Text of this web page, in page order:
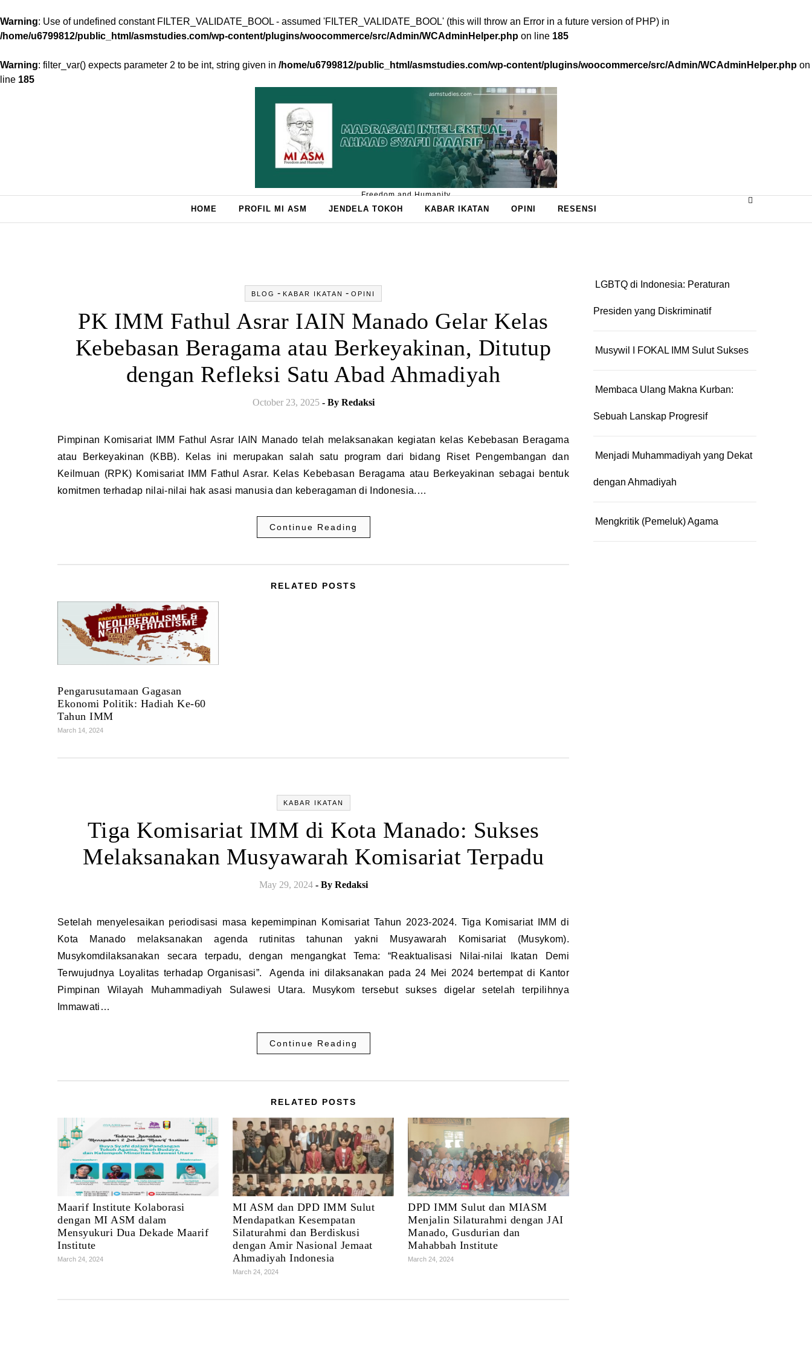
Warning: Use of undefined constant FILTER_VALIDATE_BOOL - assumed 'FILTER_VALIDATE_BOOL' (this will throw an Error in a future version of PHP) in
/home/u6799812/public_html/asmstudies.com/wp-content/plugins/woocommerce/src/Admin/WCAdminHelper.php on line 185
Warning: filter_var() expects parameter 2 to be int, string given in /home/u6799812/public_html/asmstudies.com/wp-content/plugins/woocommerce/src/Admin/WCAdminHelper.php on
line 185
Freedom and Humanity
HOME PROFIL MI ASM JENDELA TOKOH KABAR IKATAN OPINI RESENSI
BLOG - KABAR IKATAN - OPINI
PK IMM Fathul Asrar IAIN Manado Gelar Kelas
Kebebasan Beragama atau Berkeyakinan, Ditutup
dengan Refleksi Satu Abad Ahmadiyah
October 23, 2025 - By Redaksi
Pimpinan Komisariat IMM Fathul Asrar IAIN Manado telah melaksanakan kegiatan kelas Kebebasan Beragama
atau Berkeyakinan (KBB). Kelas ini merupakan salah satu program dari bidang Riset Pengembangan dan
Keilmuan (RPK) Komisariat IMM Fathul Asrar. Kelas Kebebasan Beragama atau Berkeyakinan sebagai bentuk
komitmen terhadap nilai-nilai hak asasi manusia dan keberagaman di Indonesia.…
Continue Reading
RELATED POSTS
Pengarusutamaan Gagasan
Ekonomi Politik: Hadiah Ke-60
Tahun IMM
March 14, 2024
KABAR IKATAN
Tiga Komisariat IMM di Kota Manado: Sukses
Melaksanakan Musyawarah Komisariat Terpadu
May 29, 2024 - By Redaksi
Setelah menyelesaikan periodisasi masa kepemimpinan Komisariat Tahun 2023-2024. Tiga Komisariat IMM di
Kota Manado melaksanakan agenda rutinitas tahunan yakni Musyawarah Komisariat (Musykom).
Musykomdilaksanakan secara terpadu, dengan mengangkat Tema: “Reaktualisasi Nilai-nilai Ikatan Demi
Terwujudnya Loyalitas terhadap Organisasi”. Agenda ini dilaksanakan pada 24 Mei 2024 bertempat di Kantor
Pimpinan Wilayah Muhammadiyah Sulawesi Utara. Musykom tersebut sukses digelar setelah terpilihnya
Immawati…
Continue Reading
RELATED POSTS
Maarif Institute Kolaborasi
dengan MI ASM dalam
Mensyukuri Dua Dekade Maarif
Institute
March 24, 2024
MI ASM dan DPD IMM Sulut
Mendapatkan Kesempatan
Silaturahmi dan Berdiskusi
dengan Amir Nasional Jemaat
Ahmadiyah Indonesia
March 24, 2024
DPD IMM Sulut dan MIASM
Menjalin Silaturahmi dengan JAI
Manado, Gusdurian dan
Mahabbah Institute
March 24, 2024
LGBTQ di Indonesia: Peraturan
Presiden yang Diskriminatif
Musywil I FOKAL IMM Sulut Sukses
Membaca Ulang Makna Kurban:
Sebuah Lanskap Progresif
Menjadi Muhammadiyah yang Dekat
dengan Ahmadiyah
Mengkritik (Pemeluk) Agama